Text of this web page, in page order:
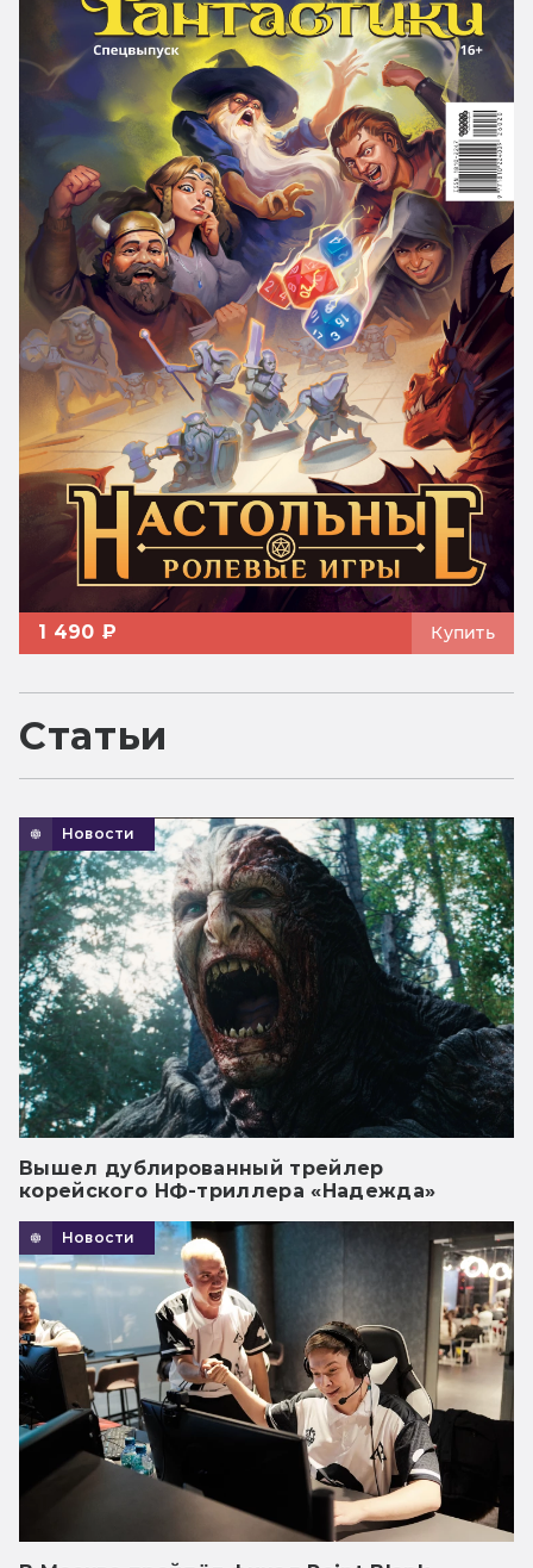
1 490 ₽ Купить
Статьи
Новости
Вышел дублированный трейлер
корейского НФ-триллера «Надежда»
Новости